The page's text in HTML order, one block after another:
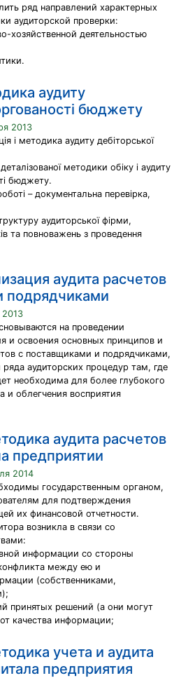
ряд направлений характерных
аудиторской проверки:
хозяйственной деятельностью
аудиту
бюджету
2013
і методика аудиту дебіторської
методики обіку і аудиту
бюджету.
– документальна перевірка,
аудиторської фірми,
та повноважень з проведення
аудита расчетов
подрядчиками
2013
на проведении
и освоения основных принципов и
с поставщиками и подрядчиками,
аудиторских процедур там, где
необходима для более глубокого
и облегчения восприятия
аудита расчетов
предприятии
2014
государственным органом,
для подтверждения
их финансовой отчетности.
возникла в связи со
информации со стороны
между ею и
(собственниками,
принятых решений (а они могут
качества информации;
учета и аудита
предприятия